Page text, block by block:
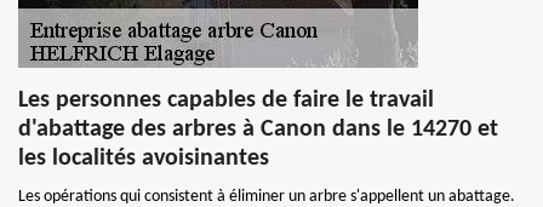
Les personnes capables de faire le travail
d'abattage des arbres à Canon dans le 14270 et
les localités avoisinantes
Les opérations qui consistent à éliminer un arbre s'appellent un abattage.